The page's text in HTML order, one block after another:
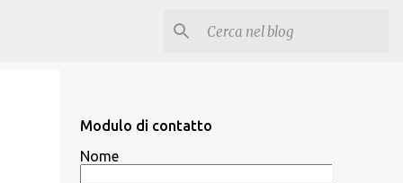
Modulo di contatto
Nome